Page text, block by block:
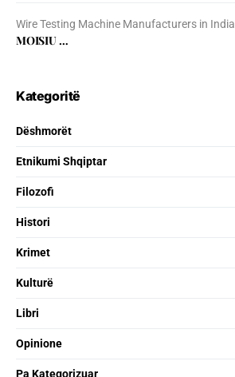
Wire Testing Machine Manufacturers in India
MOISIU …
Kategoritë
Dëshmorët
Etnikumi Shqiptar
Filozofi
Histori
Krimet
Kulturë
Libri
Opinione
Pa Kategorizuar